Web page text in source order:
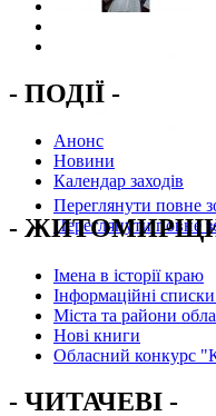
Переглянути повне
Переглянути повне
- ПОДІЇ -
Анонс
Новини
Календар заходів
-
Імена в історії краю
Інформаційні
Міста та райони
Нові книги
Обласний конкурс
- ЧИТАЧЕВІ -